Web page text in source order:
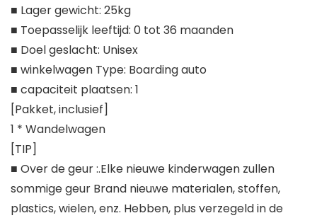
■ Lager gewicht: 25kg
■ Toepasselijk leeftijd: 0 tot 36 maanden
■ Doel geslacht: Unisex
■ winkelwagen Type: Boarding auto
■ capaciteit plaatsen: 1
[Pakket, inclusief]
1 * Wandelwagen
[TIP]
■ Over de geur :.Elke nieuwe kinderwagen zullen
sommige geur Brand nieuwe materialen, stoffen,
plastics, wielen, enz. Hebben, plus verzegeld in de